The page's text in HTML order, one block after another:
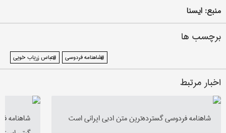
منبع: ایسنا
برچسب ها
#شاهنامه فردوسی #عباس زریاب خویی
اخبار مرتبط
شاهنامه فردوسی گسترده‌ترین متن ادبی ایرانی است
شاهنامه